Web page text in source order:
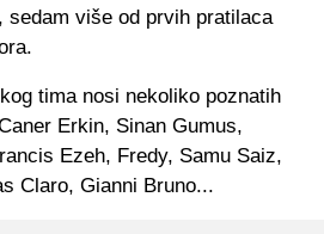
sedam više od prvih pratilaca
tima nosi nekoliko poznatih
Erkin, Sinan Gumus,
Ezeh, Fredy, Samu Saiz,
Claro, Gianni Bruno...